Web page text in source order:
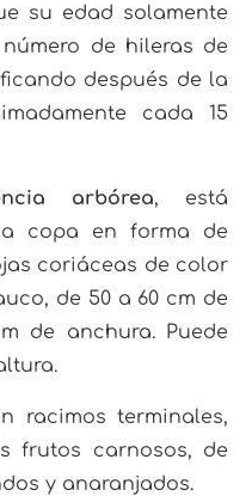
su edad solamente
de hileras de
después de la
cada 15
arbórea, está
copa en forma de
coriáceas de color
de 50 a 60 cm de
de anchura. Puede
racimos terminales,
frutos carnosos, de
y anaranjados.